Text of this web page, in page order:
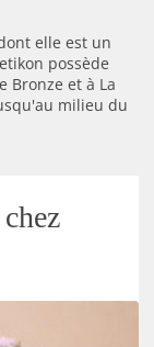
elle est un
possède
Bronze et à La
milieu du